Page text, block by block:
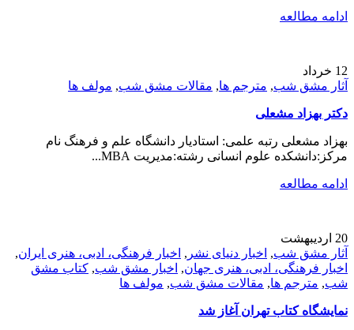
ادامه مطالعه
12 خرداد
آثار مشق شب, مترجم ها, مقالات مشق شب, مولف ها
دکتر بهزاد مشعلی
بهزاد مشعلی رتبه علمی: استادیار دانشگاه علم و فرهنگ نام
مرکز:دانشکده علوم انسانی رشته:مدیریت MBA...
ادامه مطالعه
20 اردیبهشت
آثار مشق شب, اخبار دنیای نشر , اخبار فرهنگی، ادبی، هنری ایران,
اخبار فرهنگی، ادبی، هنری جهان, اخبار مشق شب, کتاب مشق
شب, مترجم ها, مقالات مشق شب, مولف ها
نمایشگاه کتاب تهران آغاز شد